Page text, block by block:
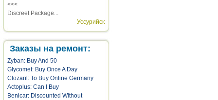
<<<
Discreet Package...
Уссурийск
Заказы на ремонт:
Zyban: Buy And 50
Glycomet: Buy Once A Day
Clozaril: To Buy Online Germany
Actoplus: Can I Buy
Benicar: Discounted Without